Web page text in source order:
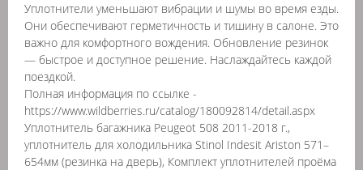
Уплотнители уменьшают вибрации и шумы во время езды.
Они обеспечивают герметичность и тишину в салоне. Это
важно для комфортного вождения. Обновление резинок
— быстрое и доступное решение. Наслаждайтесь каждой
поездкой.
Полная информация по ссылке -
https://www.wildberries.ru/catalog/180092814/detail.aspx
Уплотнитель багажника Peugeot 508 2011-2018 г.,
уплотнитель для холодильника Stinol Indesit Ariston 571–
654мм (резинка на дверь), Комплект уплотнителей проёма